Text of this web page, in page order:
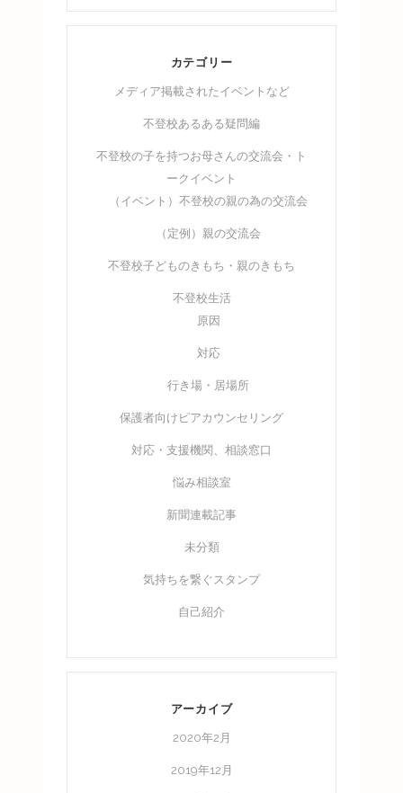
カテゴリー
メディア掲載されたイベントなど
不登校あるある疑問編
不登校の子を持つお母さんの交流会・ト
ークイベント
（イベント）不登校の親の為の交流会
（定例）親の交流会
不登校子どものきもち・親のきもち
不登校生活
原因
対応
行き場・居場所
保護者向けピアカウンセリング
対応・支援機関、相談窓口
悩み相談室
新聞連載記事
未分類
気持ちを繋ぐスタンプ
自己紹介
アーカイブ
2020年2月
2019年12月